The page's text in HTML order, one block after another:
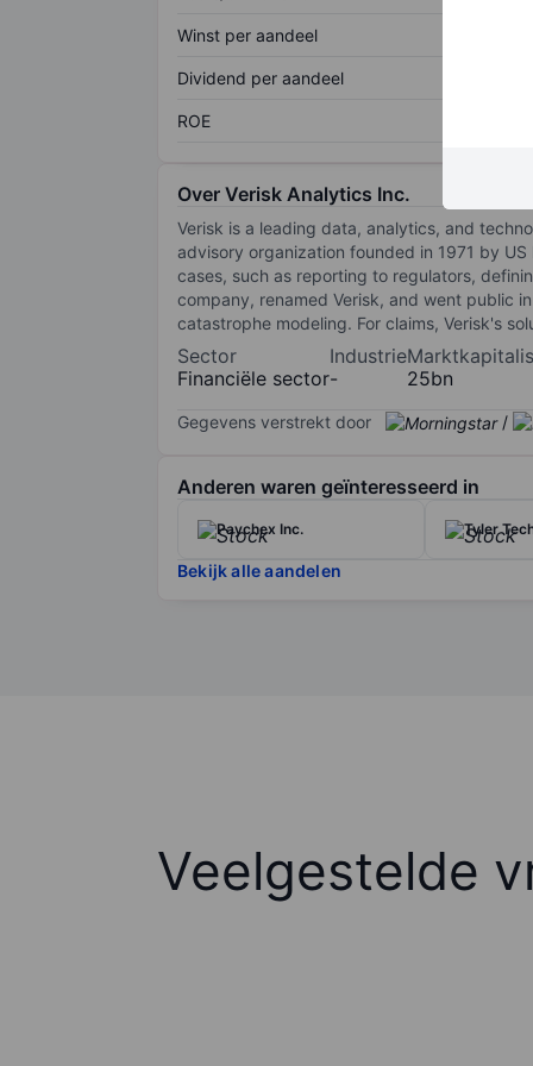
Winst per aandeel
Dividend per aandeel
ROE
Over Verisk Analytics Inc.
Verisk is a leading data, analytics, and
advisory organization founded in 1971 by
cases, such as reporting to regulators,
company, renamed Verisk, and went public
catastrophe modeling. For claims, Verisk's
Sector
Financiële sector
Industrie
-
25bn
Gegevens verstrekt door /
Anderen waren geïnteresseerd in
Paychex Inc. Tyler
Bekijk alle aandelen
Veelgestelde